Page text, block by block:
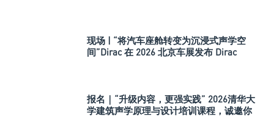
现场 | “将汽车座舱转变为沉浸式声学空
间”Dirac 在 2026 北京车展发布 Dirac
报名｜“升级内容，更强实践” 2026清华大
学建筑声学原理与设计培训课程，诚邀你